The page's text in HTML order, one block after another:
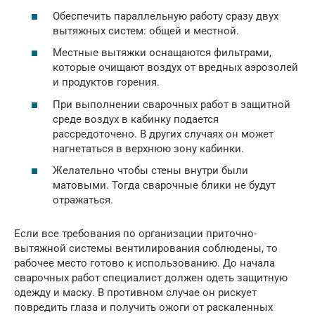
Обеспечить параллельную работу сразу двух
вытяжных систем: общей и местной.
Местные вытяжки оснащаются фильтрами,
которые очищают воздух от вредных аэрозолей
и продуктов горения.
При выполнении сварочных работ в защитной
среде воздух в кабинку подается
рассредоточено. В других случаях он может
нагнетаться в верхнюю зону кабинки.
Желательно чтобы стены внутри были
матовыми. Тогда сварочные блики не будут
отражаться.
Если все требования по организации приточно-
вытяжной системы вентилирования соблюдены, то
рабочее место готово к использованию. До начала
сварочных работ специалист должен одеть защитную
одежду и маску. В противном случае он рискует
повредить глаза и получить ожоги от раскаленных